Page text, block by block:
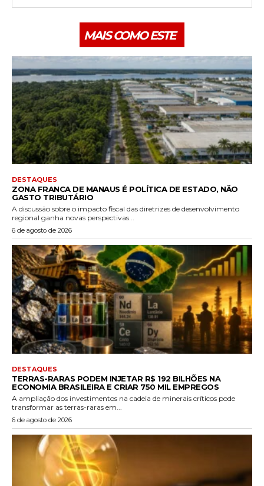
MAIS COMO ESTE
DESTAQUES
ZONA FRANCA DE MANAUS É POLÍTICA DE ESTADO, NÃO
GASTO TRIBUTÁRIO
A discussão sobre o impacto fiscal das diretrizes de desenvolvimento
regional ganha novas perspectivas...
6 de agosto de 2026
DESTAQUES
TERRAS-RARAS PODEM INJETAR R$ 192 BILHÕES NA
ECONOMIA BRASILEIRA E CRIAR 750 MIL EMPREGOS
A ampliação dos investimentos na cadeia de minerais críticos pode
transformar as terras-raras em...
6 de agosto de 2026